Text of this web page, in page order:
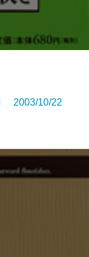
2003/10/22